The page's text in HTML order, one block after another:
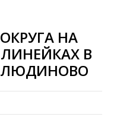
НА
В
ЛЮДИНОВО